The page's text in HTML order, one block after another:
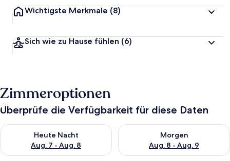
Wichtigste Merkmale (8)
Sich wie zu Hause fühlen (6)
Zimmeroptionen
Überprüfe die Verfügbarkeit für diese Daten
Heute Nacht
Aug. 7 - Aug. 8
Überprüfe die Verfügbarkeit für heute Nacht, Aug. 7 - Aug. 8.
Morgen
Aug. 8 - Aug. 9
Überprüfe die Verfügbarkeit